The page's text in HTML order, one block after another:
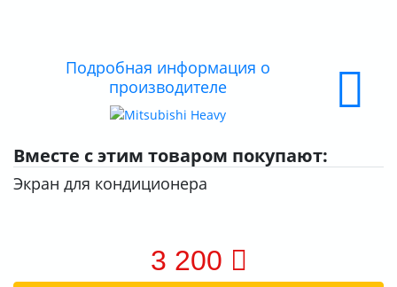
Подробная информация о
производителе
Вместе с этим товаром покупают:
Экран для кондиционера
3 200